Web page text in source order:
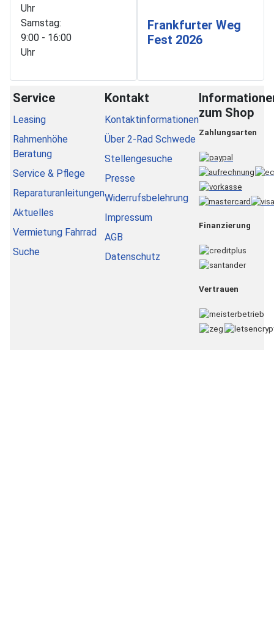
Uhr
Samstag:
9:00 - 16:00
Uhr
Frankfurter Weg
Fest 2026
Service
Leasing
Rahmenhöhe
Beratung
Service & Pflege
Reparaturanleitungen
Aktuelles
Vermietung Fahrrad
Suche
Kontakt
Kontaktinformationen
Über 2-Rad Schwede
Stellengesuche
Presse
Widerrufsbelehrung
Impressum
AGB
Datenschutz
zum Shop
Zahlungsarten
Finanzierung
Vertrauen